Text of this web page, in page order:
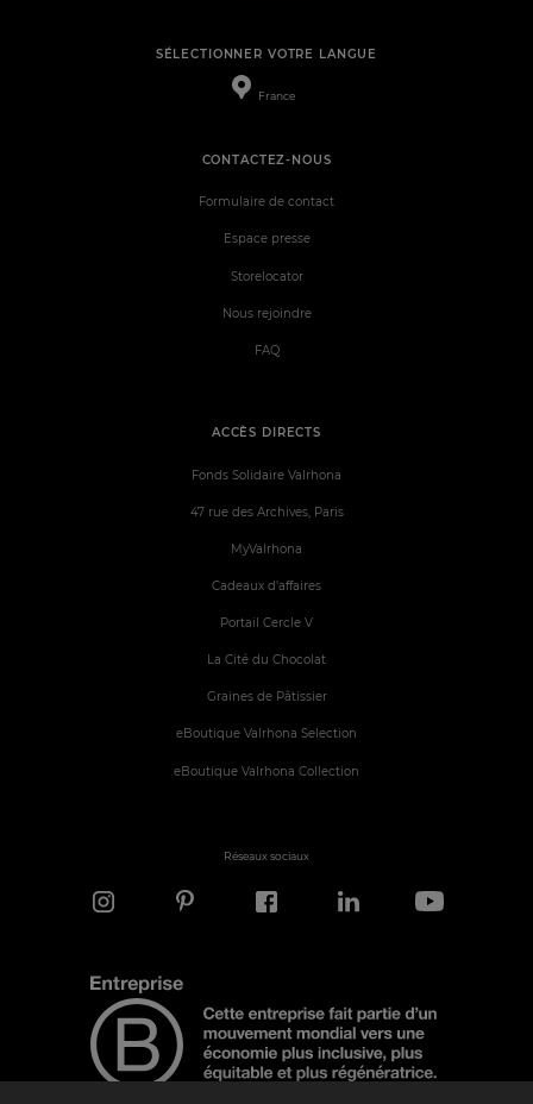
SÉLECTIONNER VOTRE LANGUE
France
ACCÈS DIRECTS
Fonds Solidaire Valrhona
47 rue des Archives, Paris
MyValrhona
Cadeaux d'affaires
Portail Cercle V
La Cité du Chocolat
Graines de Pâtissier
eBoutique Valrhona Selection
eBoutique Valrhona Collection
CONTACTEZ-NOUS
Formulaire de contact
Espace presse
Storelocator
Nous rejoindre
FAQ
Réseaux sociaux